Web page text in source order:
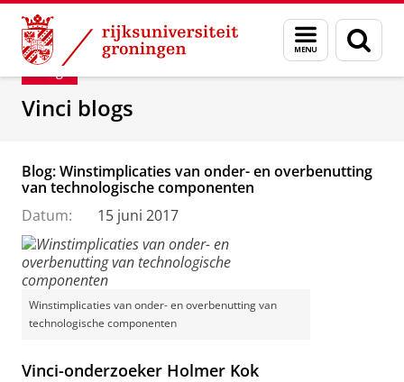
Skip
Content
Skip
Navigation
Menu
en
zoeken
Department of Innovation Management &
Blog
Vinci blogs
Blog: Winstimplicaties van onder- en overbenutting
van technologische componenten
Datum:
15 juni 2017
Winstimplicaties van onder- en overbenutting van
technologische componenten
Vinci-onderzoeker Holmer Kok